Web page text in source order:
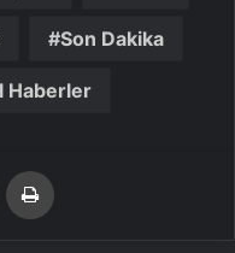
Son Dakika
Haberler
Email'den paylaş